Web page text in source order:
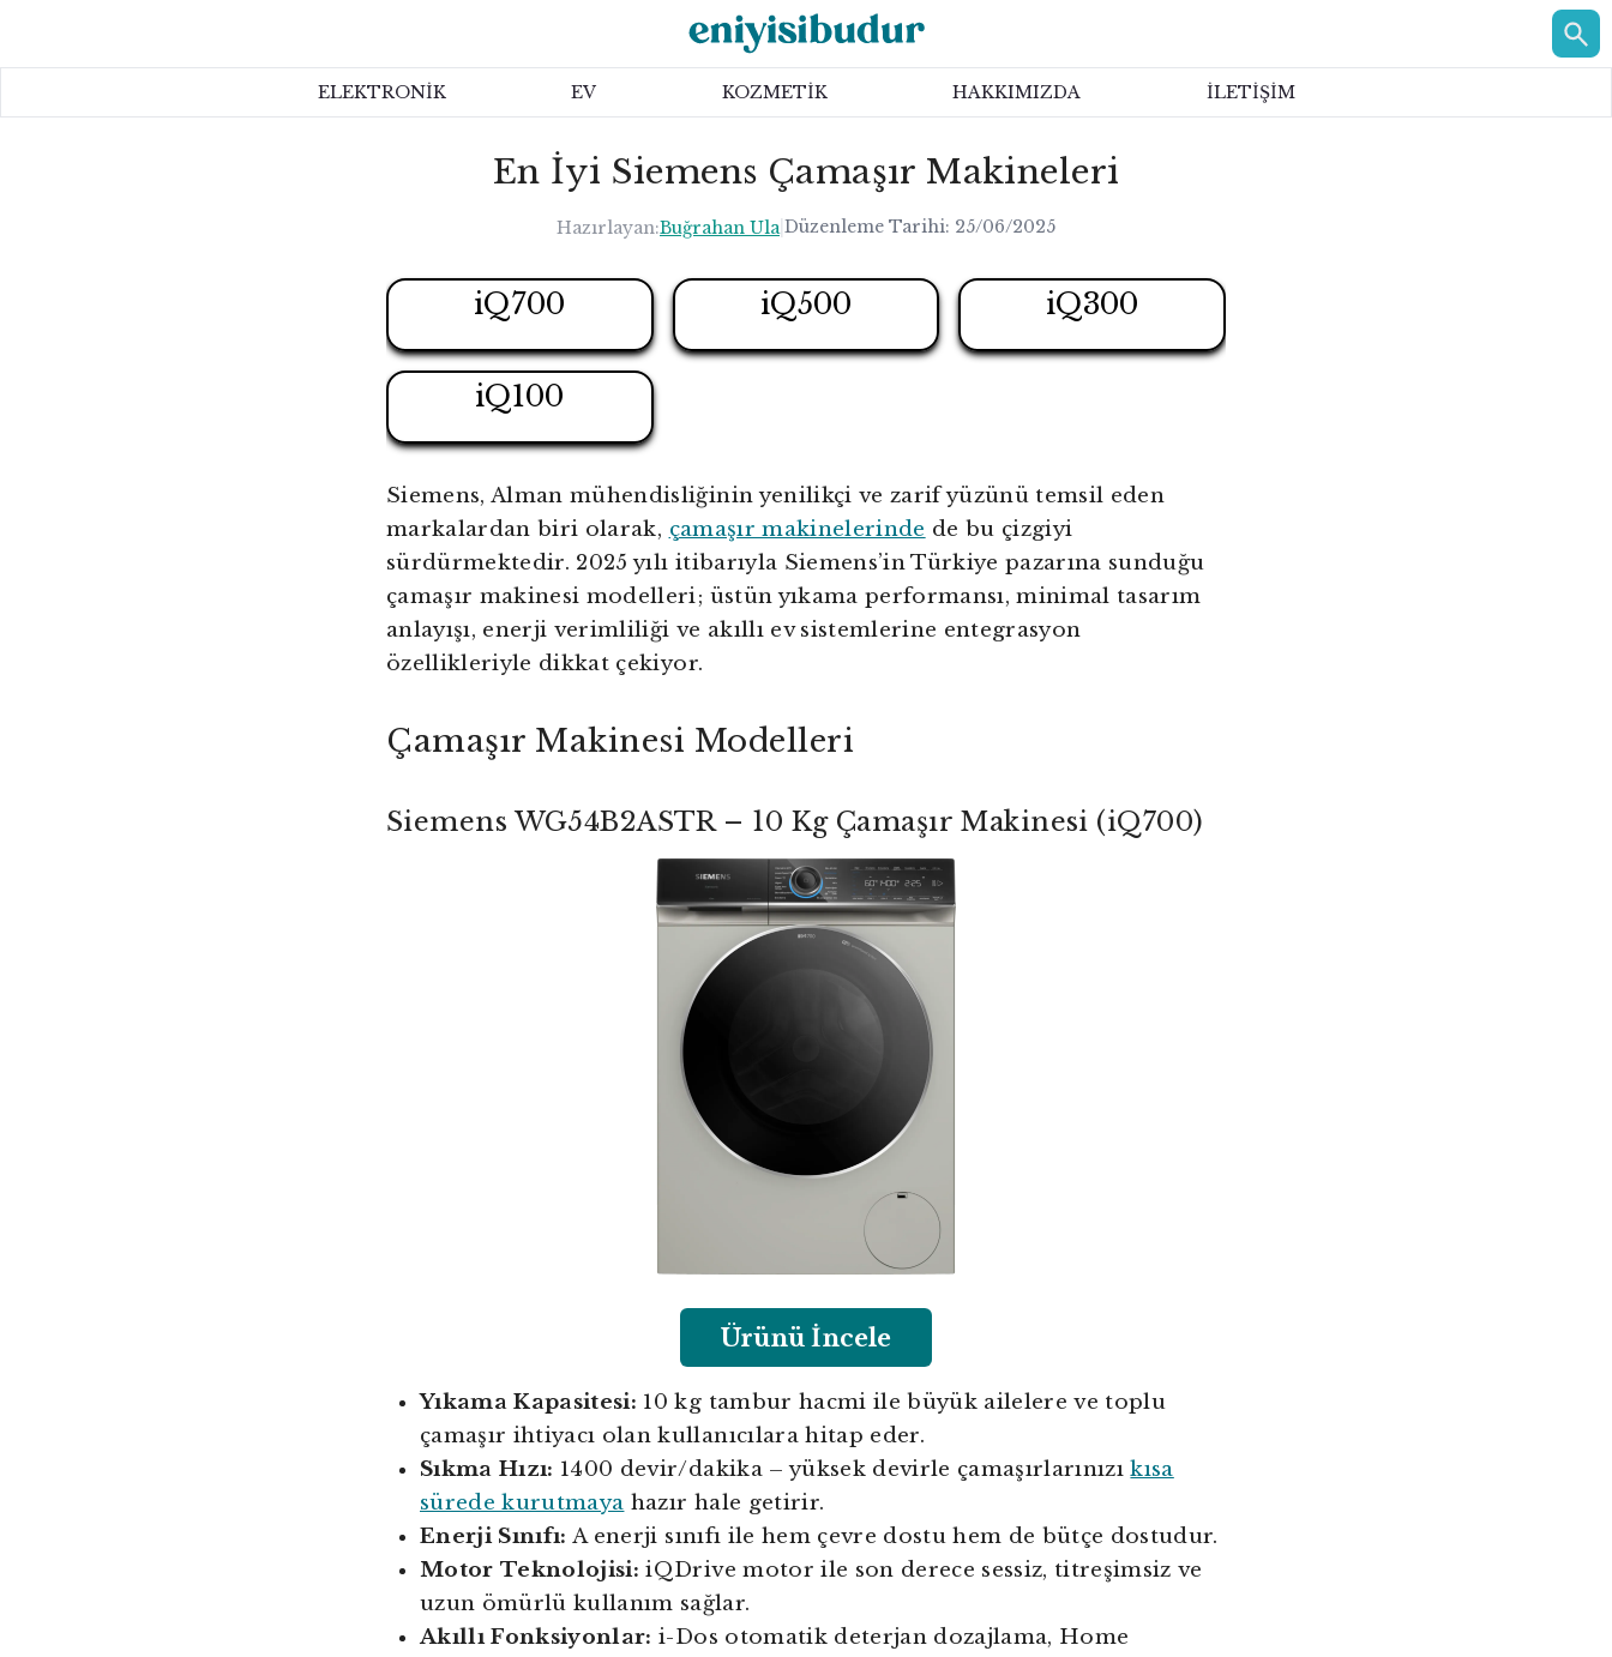
ELEKTRONİK EV KOZMETİK HAKKIMIZDA İLETİŞİM
En İyi Siemens Çamaşır Makineleri
Hazırlayan:Buğrahan Ula Düzenleme Tarihi: 25/06/2025
iQ700 iQ500 iQ300
iQ100
Siemens, Alman mühendisliğinin yenilikçi ve zarif yüzünü temsil eden
markalardan biri olarak, çamaşır makinelerinde de bu çizgiyi
sürdürmektedir. 2025 yılı itibarıyla Siemens’in Türkiye pazarına sunduğu
çamaşır makinesi modelleri; üstün yıkama performansı, minimal tasarım
anlayışı, enerji verimliliği ve akıllı ev sistemlerine entegrasyon
özellikleriyle dikkat çekiyor.
Çamaşır Makinesi Modelleri
Siemens WG54B2ASTR – 10 Kg Çamaşır Makinesi (iQ700)
Ürünü İncele
Yıkama Kapasitesi: 10 kg tambur hacmi ile büyük ailelere ve toplu
çamaşır ihtiyacı olan kullanıcılara hitap eder.
Sıkma Hızı: 1400 devir/dakika – yüksek devirle çamaşırlarınızıkısa
sürede kurutmaya hazır hale getirir.
Enerji Sınıfı: A enerji sınıfı ile hem çevre dostu hem de bütçe dostudur.
Motor Teknolojisi: iQDrive motor ile son derece sessiz, titreşimsiz ve
uzun ömürlü kullanım sağlar.
Akıllı Fonksiyonlar: i-Dos otomatik deterjan dozajlama, Home